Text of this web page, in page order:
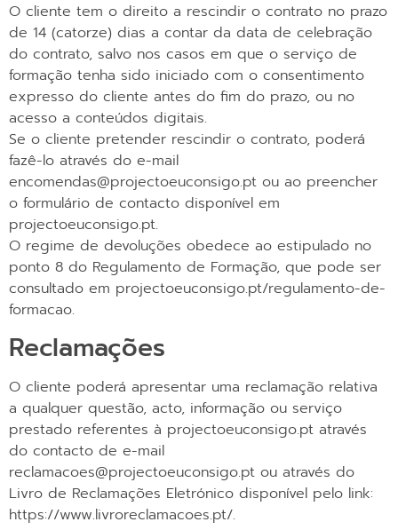
O cliente tem o direito a rescindir o contrato no prazo
de 14 (catorze) dias a contar da data de celebração
do contrato, salvo nos casos em que o serviço de
formação tenha sido iniciado com o consentimento
expresso do cliente antes do fim do prazo, ou no
acesso a conteúdos digitais.
Se o cliente pretender rescindir o contrato, poderá
fazê-lo através do e-mail
encomendas@projectoeuconsigo.pt ou ao preencher
o formulário de contacto disponível em
projectoeuconsigo.pt.
O regime de devoluções obedece ao estipulado no
ponto 8 do Regulamento de Formação, que pode ser
consultado em projectoeuconsigo.pt/regulamento-de-
formacao.
Reclamações
O cliente poderá apresentar uma reclamação relativa
a qualquer questão, acto, informação ou serviço
prestado referentes à projectoeuconsigo.pt através
do contacto de e-mail
reclamacoes@projectoeuconsigo.pt ou através do
Livro de Reclamações Eletrónico disponível pelo link:
https://www.livroreclamacoes.pt/.